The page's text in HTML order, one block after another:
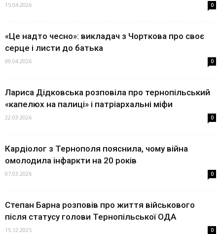
15.04.2026 0
«Це надто чесно»: викладач з Чорткова про своє
серце і листи до батька
09.04.2026 0
Лариса Дідковська розповіла про тернопільський
«капелюх на палиці» і патріархальні міфи
22.03.2026 0
Кардіолог з Тернополя пояснила, чому війна
омолодила інфаркти на 20 років
07.03.2026 0
Степан Барна розповів про життя військового
після статусу голови Тернопільської ОДА
15.12.2025 0